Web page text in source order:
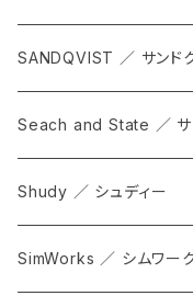
SANDQVIST ／ サンド
Seach and State ／ サ
Shudy ／ シュディー
SimWorks ／ シムワー